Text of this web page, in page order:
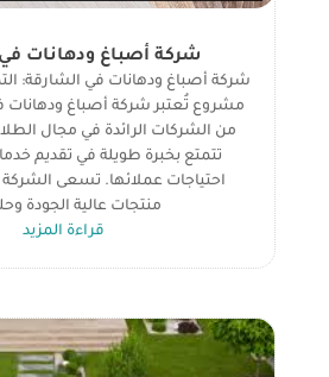
شركة أصباغ ودهانات
شركة أصباغ ودهانات في الشارقة:
مشروع تُعتبر شركة أصباغ ودهانات
من الشركات الرائدة في مجال
تتمتع بخبرة طويلة في تقديم
احتياجات عملائها. تسعى الشركة
منتجات عالية الجودة
قراءة المزيد